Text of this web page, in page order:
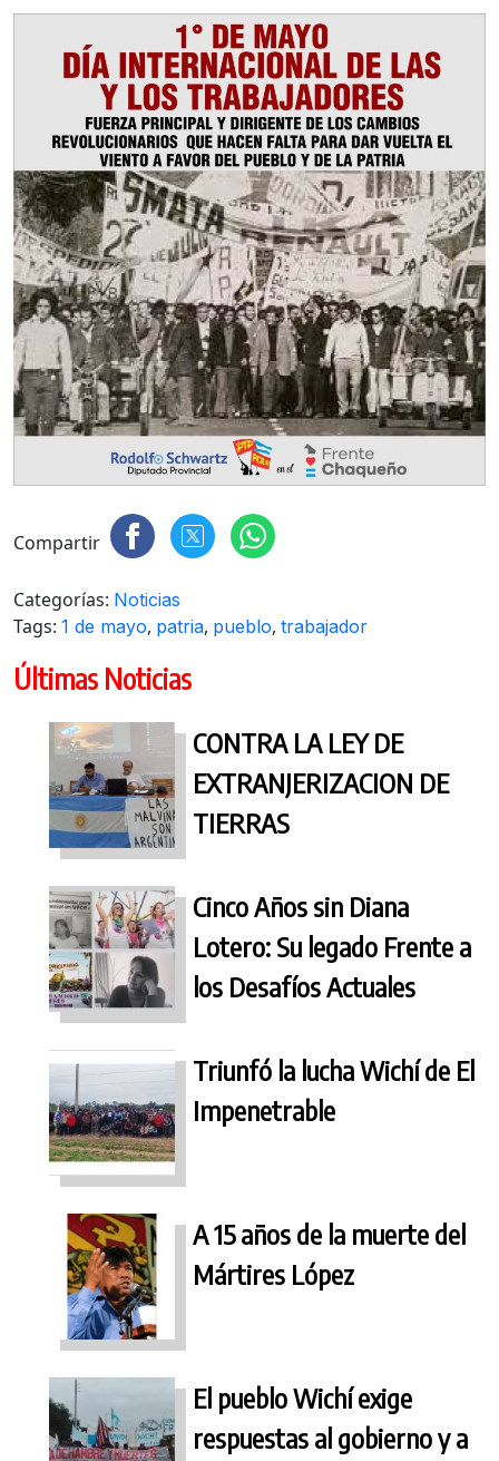
Compartir
Categorías: Noticias
Tags: 1 de mayo, patria, pueblo, trabajador
Últimas Noticias
CONTRA LA LEY DE
EXTRANJERIZACION DE
TIERRAS
Cinco Años sin Diana
Lotero: Su legado Frente a
los Desafíos Actuales
Triunfó la lucha Wichí de El
Impenetrable
A 15 años de la muerte del
Mártires López
El pueblo Wichí exige
respuestas al gobierno y a